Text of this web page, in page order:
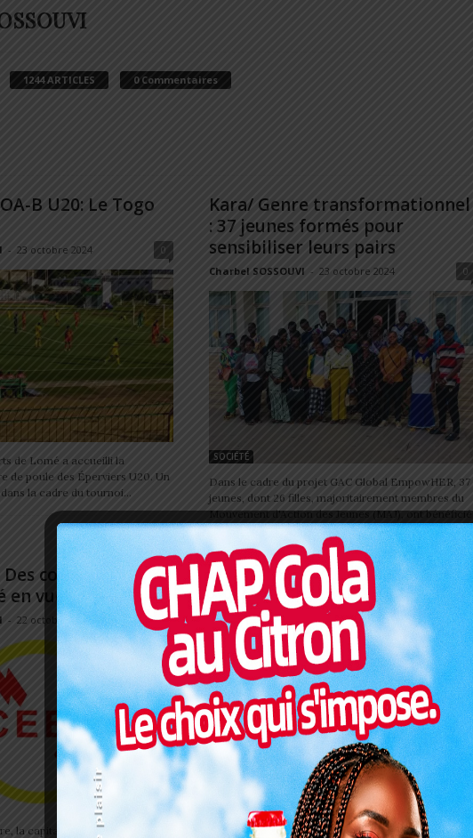
1244 ARTICLES 0 Commentaires
B U20: Le Togo
- 23 octobre 2024 0
de Lomé a accueilli la
de poule des Éperviers U20. Un
la cadre du tournoi...
Kara/ Genre transformationnel
: 37 jeunes formés pour
sensibiliser leurs pairs
Charbel SOSSOUVI - 23 octobre 2024 0
SOCIÉTÉ
Dans le cadre du projet GAC Global EmpowHER, 37
jeunes, dont 26 filles, majoritairement membres du
Mouvement d'Action des Jeunes (MAJ), ont bénéficié
d’une...
Des coupures
en vue
- 22 octobre 2024 0
la capitale togolaise sera
Elim CHAN 2024/Togo Vs Bénin:
L’entrée est libre et gratuite
Charbel SOSSOUVI - 22 octobre 2024 0
SPORT
Dans le cadre des éliminatoires du CHAN 2024, le